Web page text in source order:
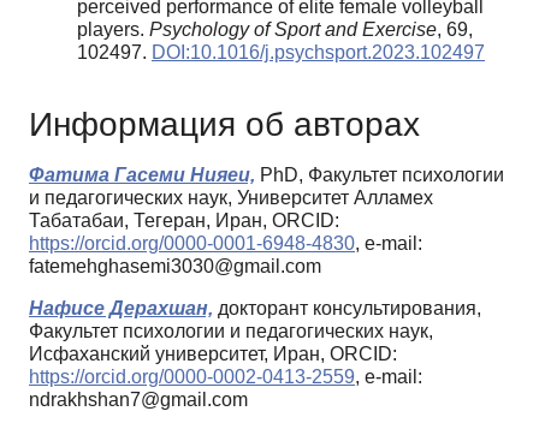
perceived performance of elite female volleyball
players. Psychology of Sport and Exercise, 69,
102497. DOI:10.1016/j.psychsport.2023.102497
Информация об авторах
Фатима Гасеми Нияеи, PhD, Факультет психологии
и педагогических наук, Университет Алламех
Табатабаи, Тегеран, Иран, ORCID:
https://orcid.org/0000-0001-6948-4830, e-mail:
fatemehghasemi3030@gmail.com
Нафисе Дерахшан, докторант консультирования,
Факультет психологии и педагогических наук,
Исфаханский университет, Иран, ORCID:
https://orcid.org/0000-0002-0413-2559, e-mail:
ndrakhshan7@gmail.com